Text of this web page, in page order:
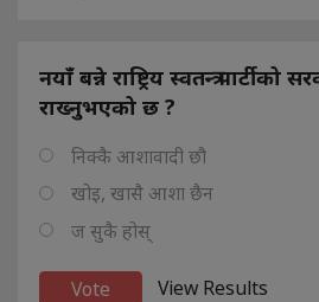
नयाँ बन्ने राष्ट्रिय स्वतन्त्र
राख्नुभएको छ ?
निक्कै आशावादी छौ
खोइ, खासै आशा छैन
ज सुकै होस्
View Results